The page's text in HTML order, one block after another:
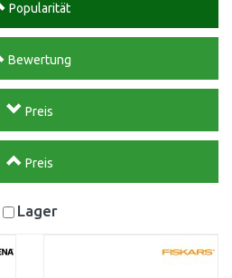
Popularität
Bewertung
Preis
Preis
Lager